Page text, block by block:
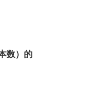
数）的